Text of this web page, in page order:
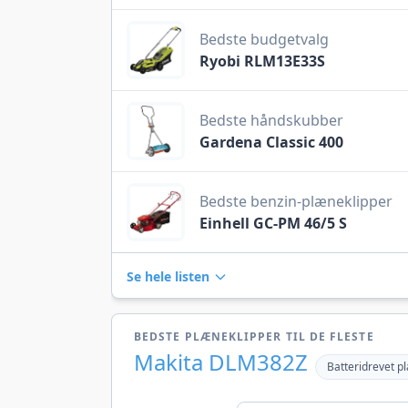
Bedste budgetvalg
Ryobi RLM13E33S
Bedste håndskubber
Gardena Classic 400
Bedste benzin-plæneklipper
Einhell GC-PM 46/5 S
Se hele listen
BEDSTE PLÆNEKLIPPER TIL DE FLESTE
Makita DLM382Z Batteridrevet